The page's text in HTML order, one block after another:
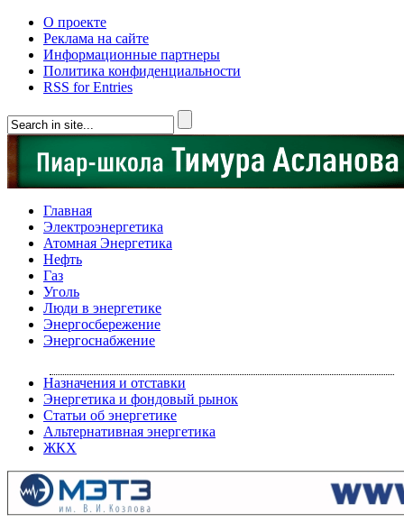
О проекте
Реклама на сайте
Информационные партнеры
Политика конфиденциальности
RSS for Entries
Главная
Электроэнергетика
Атомная Энергетика
Нефть
Газ
Уголь
Люди в энергетике
Энергосбережение
Энергоснабжение
Назначения и отставки
Энергетика и фондовый рынок
Статьи об энергетике
Альтернативная энергетика
ЖКХ